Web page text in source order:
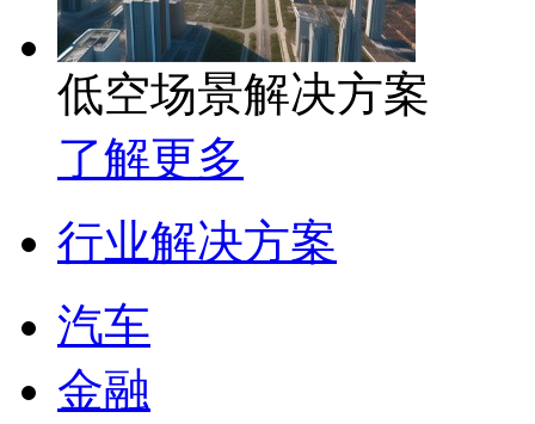
低空场景解决方案
了解更多
行业解决方案
汽车
金融